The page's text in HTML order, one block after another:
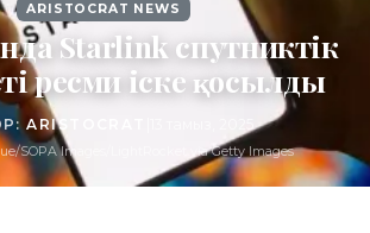
ARISTOCRAT NEWS
Starlink спутниктік
ресми іске қосылды
ARISTOCRAT
SOPA Images/LightRocket via Getty Images